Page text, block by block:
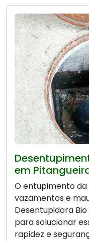
em
O entupimento
vazamentos e
Desentupidora
para solucionar
rapidez e